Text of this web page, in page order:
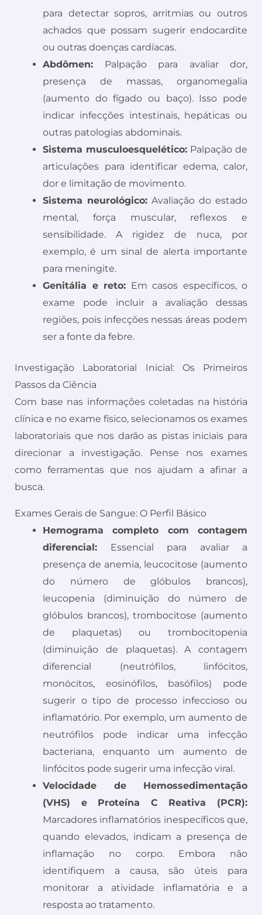
para detectar sopros, arritmias ou outros
achados que possam sugerir endocardite
ou outras doenças cardíacas.
Abdômen: Palpação para avaliar dor,
presença de massas, organomegalia
(aumento do fígado ou baço). Isso pode
indicar infecções intestinais, hepáticas ou
outras patologias abdominais.
Sistema musculoesquelético: Palpação de
articulações para identificar edema, calor,
dor e limitação de movimento.
Sistema neurológico: Avaliação do estado
mental, força muscular, reflexos e
sensibilidade. A rigidez de nuca, por
exemplo, é um sinal de alerta importante
para meningite.
Genitália e reto: Em casos específicos, o
exame pode incluir a avaliação dessas
regiões, pois infecções nessas áreas podem
ser a fonte da febre.
Investigação Laboratorial Inicial: Os Primeiros
Passos da Ciência
Com base nas informações coletadas na história
clínica e no exame físico, selecionamos os exames
laboratoriais que nos darão as pistas iniciais para
direcionar a investigação. Pense nos exames
como ferramentas que nos ajudam a afinar a
busca.
Exames Gerais de Sangue: O Perfil Básico
Hemograma completo com contagem
diferencial: Essencial para avaliar a
presença de anemia, leucocitose (aumento
do número de glóbulos brancos),
leucopenia (diminuição do número de
glóbulos brancos), trombocitose (aumento
de plaquetas) ou trombocitopenia
(diminuição de plaquetas). A contagem
diferencial (neutrófilos, linfócitos,
monócitos, eosinófilos, basófilos) pode
sugerir o tipo de processo infeccioso ou
inflamatório. Por exemplo, um aumento de
neutrófilos pode indicar uma infecção
bacteriana, enquanto um aumento de
linfócitos pode sugerir uma infecção viral.
Velocidade de Hemossedimentação
(VHS) e Proteína C Reativa (PCR):
Marcadores inflamatórios inespecíficos que,
quando elevados, indicam a presença de
inflamação no corpo. Embora não
identifiquem a causa, são úteis para
monitorar a atividade inflamatória e a
resposta ao tratamento.